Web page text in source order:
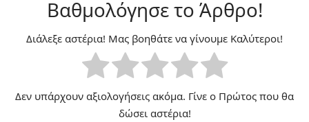
Βαθμολόγησε το Άρθρο!
Διάλεξε αστέρια! Μας βοηθάτε να γίνουμε Καλύτεροι!
Δεν υπάρχουν αξιολογήσεις ακόμα. Γίνε ο Πρώτος που θα
δώσει αστέρια!